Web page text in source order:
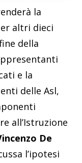
la
altri dieci
della
e la
delle Asl,
all’Istruzione
De
l’ipotesi